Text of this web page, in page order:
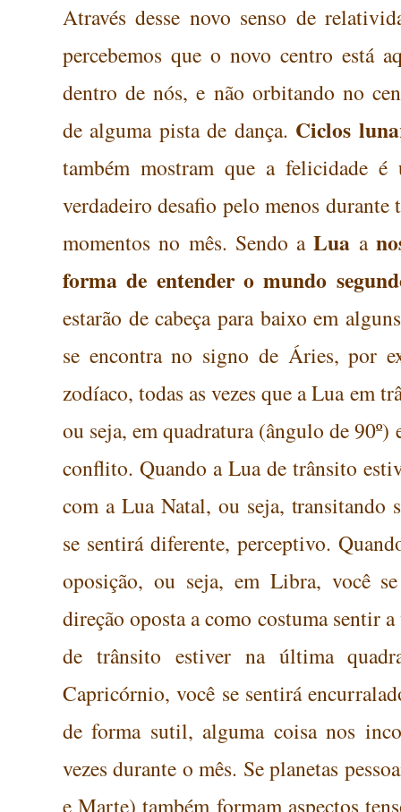
Através desse novo senso de
percebemos que o novo centro está
dentro de nós, e não orbitando no
de alguma pista de dança. Ciclos
também mostram que a felicidade é
verdadeiro desafio pelo menos durante
momentos no mês. Sendo aLua a
forma de entender o mundo
estarão de cabeça para baixo em
se encontra no signo de Áries, por
zodíaco, todas as vezes que a Lua em
ou seja, em quadratura (ângulo de 90º)
conflito. Quando a Lua de trânsito
com a Lua Natal, ou seja, transitando
se sentirá diferente, perceptivo.
oposição, ou seja, em Libra, você
direção oposta a como costuma sentir
de trânsito estiver na última
Capricórnio, você se sentirá
de forma sutil, alguma coisa nos
vezes durante o mês. Se planetas
e Marte) também formam aspectos